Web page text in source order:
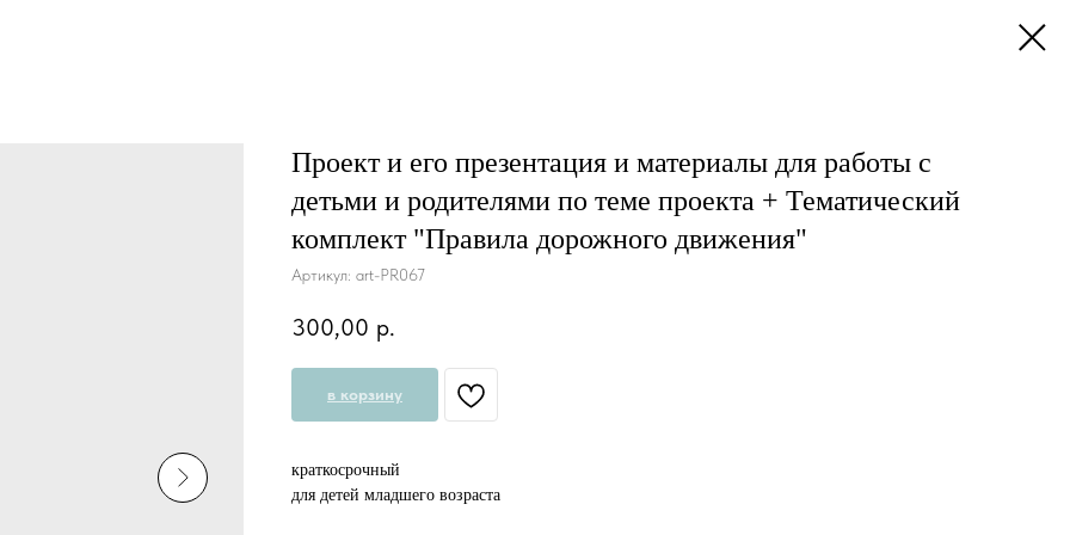
Проект и его презентация и материалы для работы с
детьми и родителями по теме проекта + Тематический
комплект "Правила дорожного движения"⠀
Артикул: art-PR067
300,00 р.
в корзину
краткосрочный
для детей младшего возраста